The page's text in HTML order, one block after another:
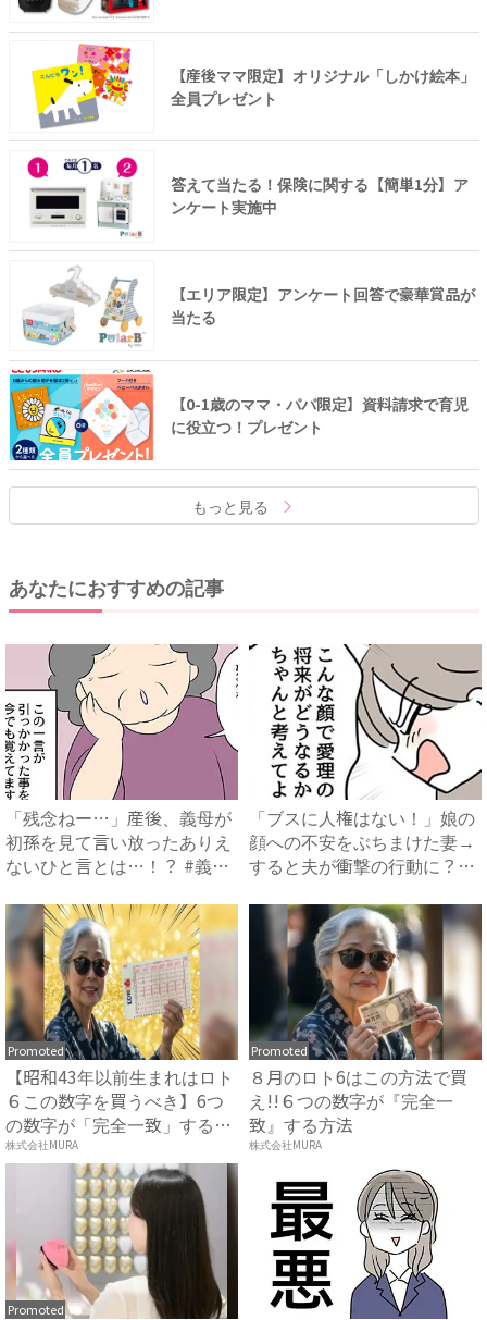
【産後ママ限定】オリジナル「しかけ絵本」
全員プレゼント
答えて当たる！保険に関する【簡単1分】ア
ンケート実施中
【エリア限定】アンケート回答で豪華賞品が
当たる
【0-1歳のママ・パパ限定】資料請求で育児
に役立つ！プレゼント
もっと見る
あなたにおすすめの記事
「残念ねー…」産後、義母が
初孫を見て言い放ったありえ
ないひと言とは…！？ #義
「ブスに人権はない！」娘の
顔への不安をぶちまけた妻→
すると夫が衝撃の行動に？
Promoted
【昭和43年以前生まれはロト
６この数字を買うべき】6つ
の数字が「完全一致」する
方...
株式会社MURA
Promoted
８月のロト6はこの方法で買
え!!６つの数字が『完全一
致』する方法
株式会社MURA
Promoted